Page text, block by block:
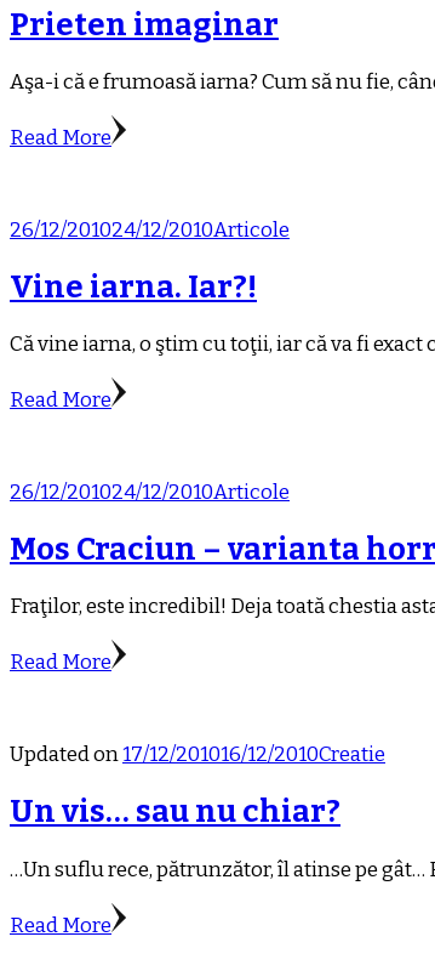
Prieten imaginar
Aşa-i că e frumoasă iarna? Cum să nu fie,
Read More
26/12/201024/12/2010Articole
Vine iarna. Iar?!
Că vine iarna, o ştim cu toţii, iar că va fi
Read More
26/12/201024/12/2010Articole
Mos Craciun – varianta
Fraţilor, este incredibil! Deja toată chestia
Read More
Updated on17/12/201016/12/2010Creatie
Un vis… sau nu chiar?
…Un suflu rece, pătrunzător, îl atinse pe gât…
Read More